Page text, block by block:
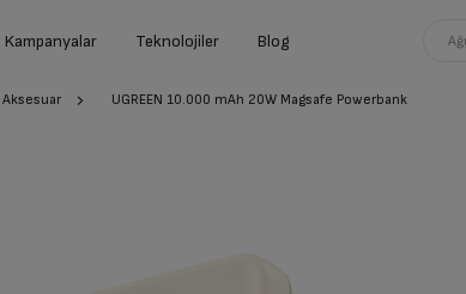
Kampanyalar Teknolojiler Blog
UGREEN 10.000 mAh 20W Magsafe Powerbank